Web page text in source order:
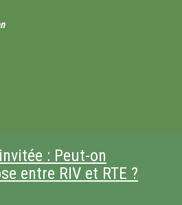
: Peut-on
entre RIV et RTE ?